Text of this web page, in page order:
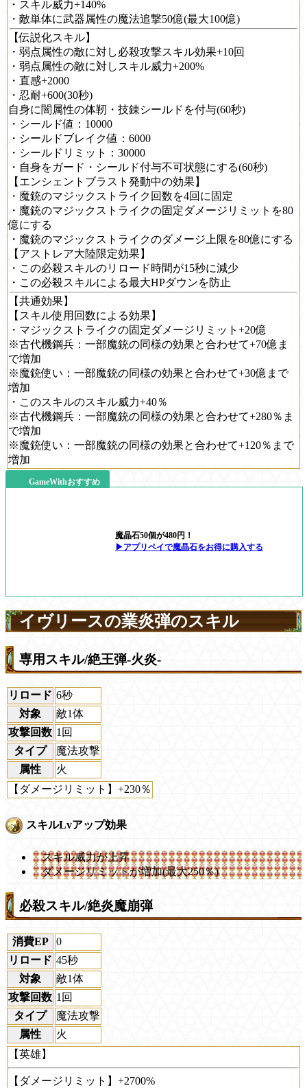
・スキル威力+140%
・敵単体に武器属性の魔法追撃50億(最大100億)
【伝説化スキル】
・弱点属性の敵に対し必殺攻撃スキル効果+10回
・弱点属性の敵に対しスキル威力+200%
・直感+2000
・忍耐+600(30秒)
自身に闇属性の体靭・技錬シールドを付与(60秒)
・シールド値：10000
・シールドブレイク値：6000
・シールドリミット：30000
・自身をガード・シールド付与不可状態にする(60秒)
【エンシェントブラスト発動中の効果】
・魔銃のマジックストライク回数を4回に固定
・魔銃のマジックストライクの固定ダメージリミットを80
億にする
・魔銃のマジックストライクのダメージ上限を80億にする
【アストレア大陸限定効果】
・この必殺スキルのリロード時間が15秒に減少
・この必殺スキルによる最大HPダウンを防止
【共通効果】
【スキル使用回数による効果】
・マジックストライクの固定ダメージリミット+20億
※古代機鋼兵：一部魔銃の同様の効果と合わせて+70億ま
で増加
※魔銃使い：一部魔銃の同様の効果と合わせて+30億まで
増加
・このスキルのスキル威力+40％
※古代機鋼兵：一部魔銃の同様の効果と合わせて+280％ま
で増加
※魔銃使い：一部魔銃の同様の効果と合わせて+120％まで
増加
GameWithおすすめ
魔晶石50個が480円！
▶アプリペイで魔晶石をお得に購入する
イヴリースの業炎弾のスキル
専用スキル/絶王弾-火炎-
リロード 6秒
対象
敵1体
攻撃回数 1回
タイプ
魔法攻撃
属性
火
【ダメージリミット】+230％
スキルLvアップ効果
スキル威力が上昇
ダメージリミットが増加(最大250％)
必殺スキル/絶炎魔崩弾
消費EP
0
リロード 45秒
対象
敵1体
攻撃回数 1回
タイプ
魔法攻撃
属性
火
【英雄】
【ダメージリミット】+2700%